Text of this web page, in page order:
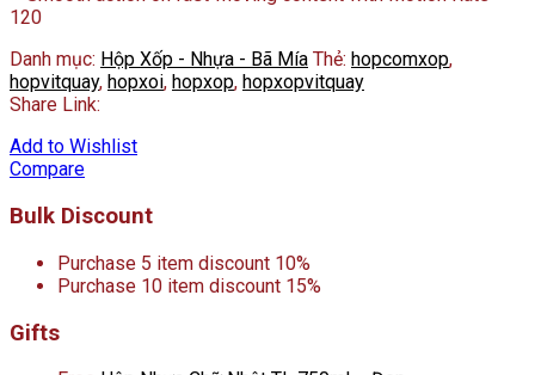
120
Danh mục: Hộp Xốp - Nhựa - Bã Mía Thẻ: hopcomxop,
hopvitquay, hopxoi, hopxop, hopxopvitquay
Share Link:
Add to Wishlist
Compare
Bulk Discount
Purchase 5 item discount 10%
Purchase 10 item discount 15%
Gifts